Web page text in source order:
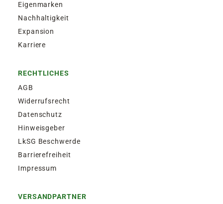
Eigenmarken
Nachhaltigkeit
Expansion
Karriere
RECHTLICHES
AGB
Widerrufsrecht
Datenschutz
Hinweisgeber
LkSG Beschwerde
Barrierefreiheit
Impressum
VERSANDPARTNER